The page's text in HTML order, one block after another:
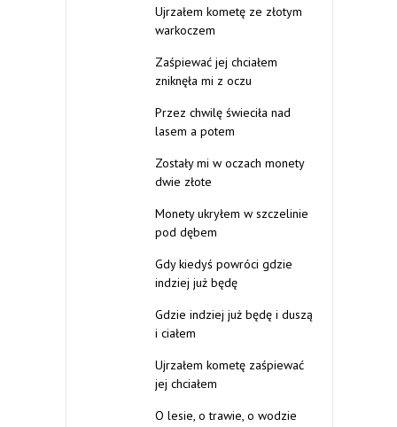
Ujrzałem kometę ze złotym
warkoczem
Zaśpiewać jej chciałem
zniknęła mi z oczu
Przez chwilę świeciła nad
lasem a potem
Zostały mi w oczach monety
dwie złote
Monety ukryłem w szczelinie
pod dębem
Gdy kiedyś powróci gdzie
indziej już będę
Gdzie indziej już będę i duszą
i ciałem
Ujrzałem kometę zaśpiewać
jej chciałem
O lesie, o trawie, o wodzie